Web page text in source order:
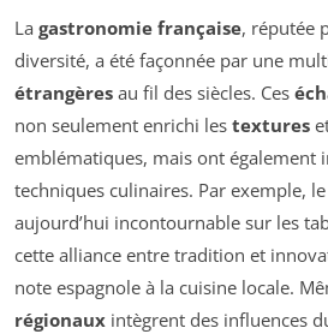
La gastronomie française, réputée
diversité, a été façonnée par une
étrangères au fil des siècles. Ces
non seulement enrichi les textures
emblématiques, mais ont également
techniques culinaires. Par exemple,
aujourd’hui incontournable sur les
cette alliance entre tradition et
note espagnole à la cuisine locale.
régionaux intègrent des influences